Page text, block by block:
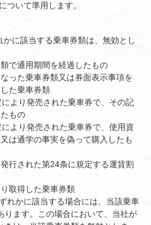
ついて準用します。
かに該当する乗車券類は、無効とし
で通用期間を経過したもの
った乗車券類又は券面表示事項を
た乗車券類
より発売された乗車券で、その記
もの
より発売された乗車券で、使用資
は通学の事実を偽って購入したも
行された第24条に規定する運賃割
取得した乗車券類
れかに該当する場合には、当該乗車
ります。この場合において、当社が